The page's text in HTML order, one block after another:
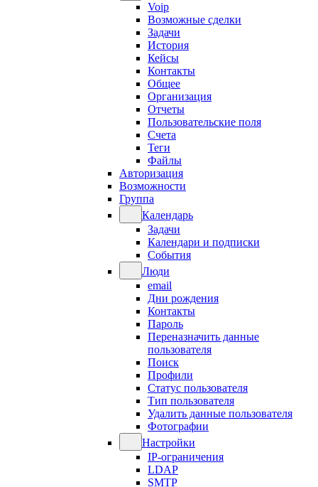
Voip
Возможные сделки
Задачи
История
Кейсы
Контакты
Общее
Организация
Отчеты
Пользовательские поля
Счета
Теги
Файлы
Авторизация
Возможности
Группа
Календарь
Задачи
Календари и подписки
События
Люди
email
Дни рождения
Контакты
Пароль
Переназначить данные
пользователя
Поиск
Профили
Статус пользователя
Тип пользователя
Удалить данные пользователя
Фотографии
Настройки
IP-ограничения
LDAP
SMTP